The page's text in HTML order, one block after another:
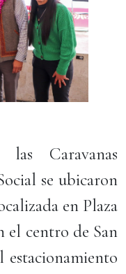
las Caravanas
se ubicaron
en Plaza
el centro de San
estacionamiento